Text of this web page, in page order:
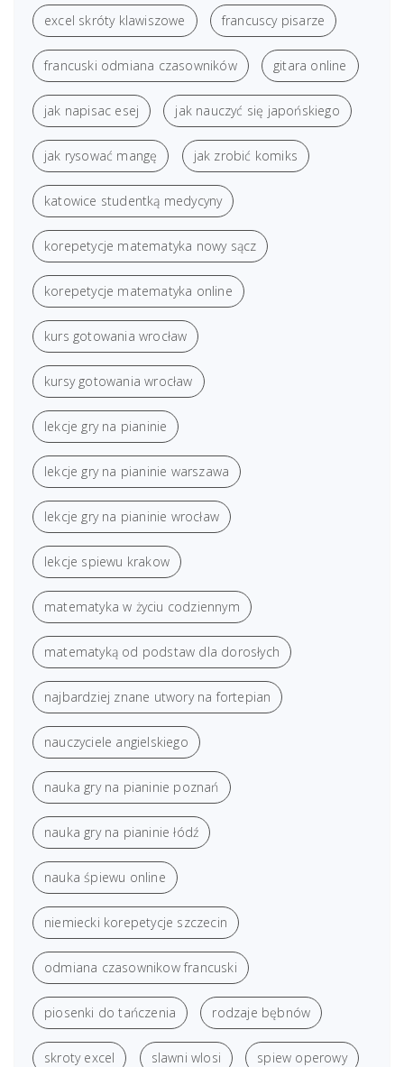
excel skróty klawiszowe francuscy pisarze
francuski odmiana czasowników gitara online
jak napisac esej jak nauczyć się japońskiego
jak rysować mangę jak zrobić komiks
katowice studentką medycyny
korepetycje matematyka nowy sącz
korepetycje matematyka online
kurs gotowania wrocław
kursy gotowania wrocław
lekcje gry na pianinie
lekcje gry na pianinie warszawa
lekcje gry na pianinie wrocław
lekcje spiewu krakow
matematyka w życiu codziennym
matematyką od podstaw dla dorosłych
najbardziej znane utwory na fortepian
nauczyciele angielskiego
nauka gry na pianinie poznań
nauka gry na pianinie łódź
nauka śpiewu online
niemiecki korepetycje szczecin
odmiana czasownikow francuski
piosenki do tańczenia rodzaje bębnów
skroty excel slawni wlosi spiew operowy